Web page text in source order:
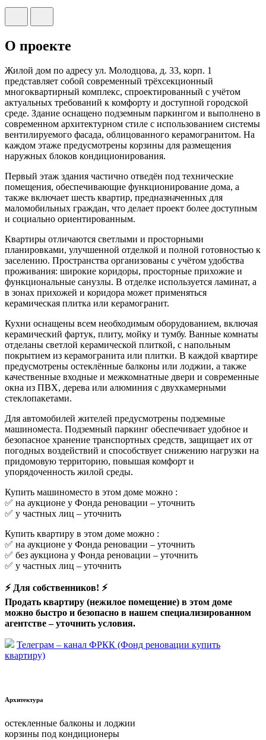
О проекте
Жилой дом по адресу ул. Молодцова, д. 33, корп. 1
представляет собой современный трёхсекционный
многоквартирный комплекс, спроектированный с учётом
актуальных требований к комфорту и доступной городской
среде. Здание оснащено подземным паркингом и выполнено в
современном архитектурном стиле с использованием системы
вентилируемого фасада, облицованного керамогранитом. На
каждом этаже предусмотрены корзины для размещения
наружных блоков кондиционирования.
Первый этаж здания частично отведён под технические
помещения, обеспечивающие функционирование дома, а
также включает шесть квартир, предназначенных для
маломобильных граждан, что делает проект более доступным
и социально ориентированным.
Квартиры отличаются светлыми и просторными
планировками, улучшенной отделкой и полной готовностью к
заселению. Пространства организованы с учётом удобства
проживания: широкие коридоры, просторные прихожие и
функциональные санузлы. В отделке используется ламинат, а
в зонах прихожей и коридора может применяться
керамическая плитка или керамогранит.
Кухни оснащены всем необходимым оборудованием, включая
керамический фартук, плиту, мойку и тумбу. Ванные комнаты
отделаны светлой керамической плиткой, с напольным
покрытием из керамогранита или плитки. В каждой квартире
предусмотрены остеклённые балконы или лоджии, а также
качественные входные и межкомнатные двери и современные
окна из ПВХ, дерева или алюминия с двухкамерными
стеклопакетами.
Для автомобилей жителей предусмотрены подземные
машиноместа. Подземный паркинг обеспечивает удобное и
безопасное хранение транспортных средств, защищает их от
погодных воздействий и способствует снижению нагрузки на
придомовую территорию, повышая комфорт и
упорядоченность жилой среды.
Купить машиноместо в этом доме можно :
✅ на аукционе у Фонда реновации – уточнить
✅ у частных лиц – уточнить
Купить квартиру в этом доме можно :
✅ на аукционе у Фонда реновации – уточнить
✅ без аукциона у Фонда реновации – уточнить
✅ у частных лиц – уточнить
⚡ Для собственников! ⚡
Продать квартиру (нежилое помещение) в этом доме
можно быстро и безопасно в нашем специализированном
агентстве –уточнить условия.
Телеграм – канал ФРКК (Фонд реновации купить
квартиру)
Архитектура
остекленные балконы и лоджии
корзины под кондиционеры